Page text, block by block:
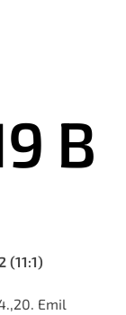
B
(11:1)
Emil